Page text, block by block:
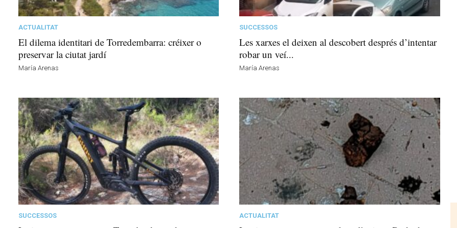
ACTUALITAT
El dilema identitari de Torredembarra: créixer o
preservar la ciutat jardí
María Arenas
SUCCESSOS
Les xarxes el deixen al descobert després d’intentar
robar un veí...
María Arenas
SUCCESSOS ACTUALITAT